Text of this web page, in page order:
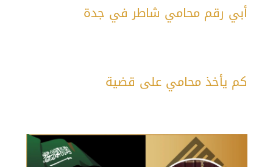
أبي رقم محامي شاطر في جدة
كم يأخذ محامي على قضية